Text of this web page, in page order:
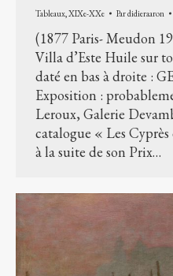
Tableaux,XIXe-XXe Pardidieraaron
(1877 Paris- Meudon
Villa d’Este Huile sur
daté en bas à droite :
Exposition :
Leroux, Galerie
catalogue « Les Cyprès
à la suite de son Prix…